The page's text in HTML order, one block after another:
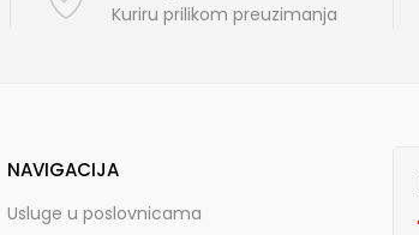
Kuriru prilikom preuzimanja
NAVIGACIJA
Usluge u poslovnicama